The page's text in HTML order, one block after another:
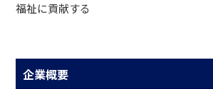
福祉に貢献する
企業概要